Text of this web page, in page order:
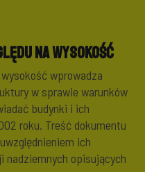
na wysokość
wprowadza
w sprawie warunków
budynki i ich
roku. Treść dokumentu
ich
nadziemnych opisujących